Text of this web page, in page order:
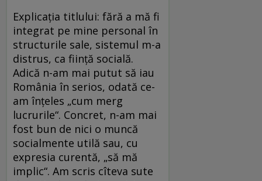
Explicația titlului: fără a mă fi
integrat pe mine personal în
structurile sale, sistemul m-a
distrus, ca ființă socială.
Adică n-am mai putut să iau
România în serios, odată ce-
am înțeles „cum merg
lucrurile“. Concret, n-am mai
fost bun de nici o muncă
socialmente utilă sau, cu
expresia curentă, „să mă
implic“. Am scris cîteva sute